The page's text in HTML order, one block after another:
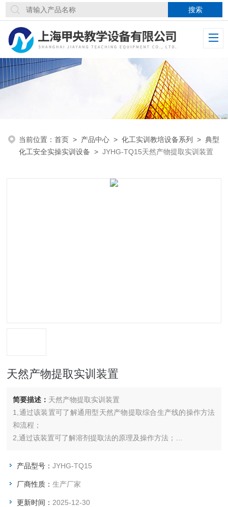
当前位置：首页 > 产品中心 >化工实训教培设备系列 >典型
化工安全实操实训设备 >JYHG-TQ15天然产物提取实训装置
天然产物提取实训装置
简要描述： 天然产物提取实训装置
1,通过该装置可了解通用型天然产物提取综合生产线的操作方法
和流程；
2,通过该装置可了解溶剂提取法的原理及操作方法；
4,通过该装置可了解蒸发浓缩的原理和操作方法；
6, 可改变超声波频率、电机搅拌速率、提取罐及蒸发罐的温度，
改变工艺；
产品型号：JYHG-TQ15
厂商性质：生产厂家
更新时间： 2025-12-30